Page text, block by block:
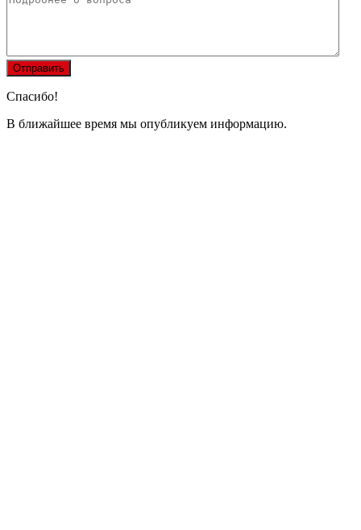
Спасибо!
В ближайшее время мы опубликуем информацию.